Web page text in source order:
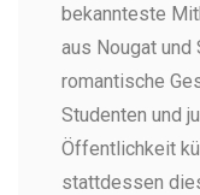
bekannteste
aus Nougat und
romantische
Studenten und
Öffentlichkeit
stattdessen